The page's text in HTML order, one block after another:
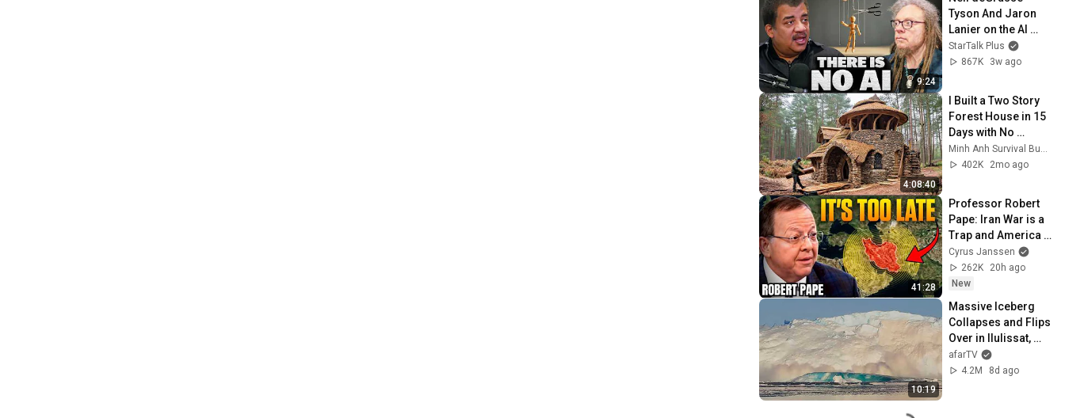
9:24
Tyson And Jaron
Lanier on the AI
Illusion
StarTalk Plus
867K
3w ago
4:08:40
I Built a Two Story
Forest House in 15
Days with No
Money: Solo
Bushcraft Survival
402K
2mo ago
41:28
Professor Robert
Pape: Iran War is a
Trap and America
Has No Way Out!
Cyrus Janssen
262K
20h ago
New
10:19
Massive Iceberg
Collapses and Flips
Over in Ilulissat,
Greenland | Full
Event in 4K! (July
afarTV
4.2M
8d ago